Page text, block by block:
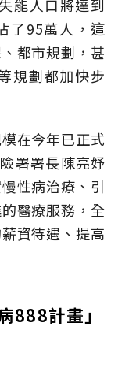
能人口將達到
了95萬人，這
都市規劃，甚
規劃都加快步
在今年已正式
署署長陳亮妤
性病治療、引
醫療服務，全
資待遇、提高
888計畫」